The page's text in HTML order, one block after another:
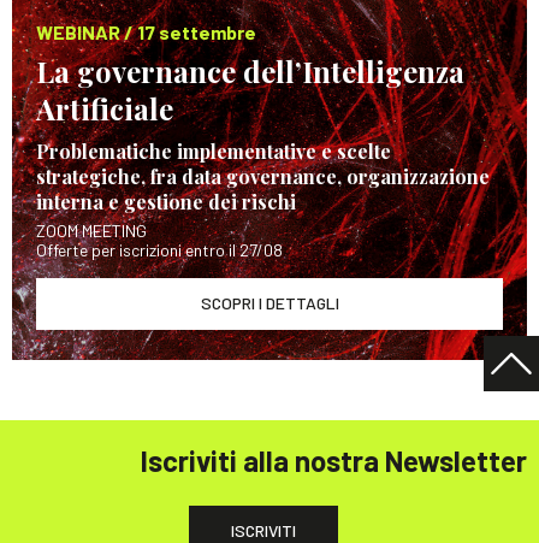
WEBINAR / 17 settembre
La governance dell’Intelligenza
Artificiale
Problematiche implementative e scelte
strategiche, fra data governance, organizzazione
interna e gestione dei rischi
ZOOM MEETING
Offerte per iscrizioni entro il 27/08
SCOPRI I DETTAGLI
Iscriviti alla nostra Newsletter
ISCRIVITI